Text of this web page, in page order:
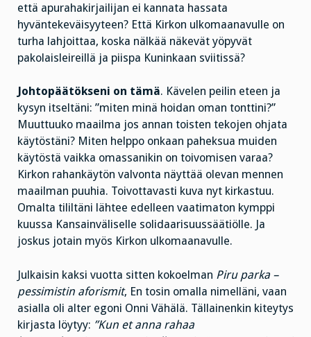
että apurahakirjailijan ei kannata hassata
hyväntekeväisyyteen? Että Kirkon ulkomaanavulle on
turha lahjoittaa, koska nälkää näkevät yöpyvät
pakolaisleireillä ja piispa Kuninkaan sviitissä?
Johtopäätökseni on tämä. Kävelen peilin eteen ja
kysyn itseltäni: ”miten minä hoidan oman tonttini?”
Muuttuuko maailma jos annan toisten tekojen ohjata
käytöstäni? Miten helppo onkaan paheksua muiden
käytöstä vaikka omassanikin on toivomisen varaa?
Kirkon rahankäytön valvonta näyttää olevan mennen
maailman puuhia. Toivottavasti kuva nyt kirkastuu.
Omalta tililtäni lähtee edelleen vaatimaton kymppi
kuussa Kansainväliselle solidaarisuussäätiölle. Ja
joskus jotain myös Kirkon ulkomaanavulle.
Julkaisin kaksi vuotta sitten kokoelman Piru parka –
pessimistin aforismit, En tosin omalla nimelläni, vaan
asialla oli alter egoni Onni Vähälä. Tällainenkin kiteytys
kirjasta löytyy: ”Kun et anna rahaa